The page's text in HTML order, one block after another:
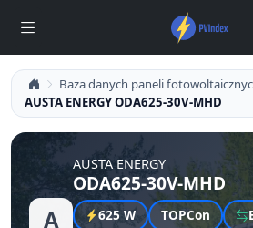
Baza danych paneli
AUSTA ENERGY ODA625-30V-MHD
A
AUSTA ENERGY
ODA625-30V-MHD
625 W TOPCon